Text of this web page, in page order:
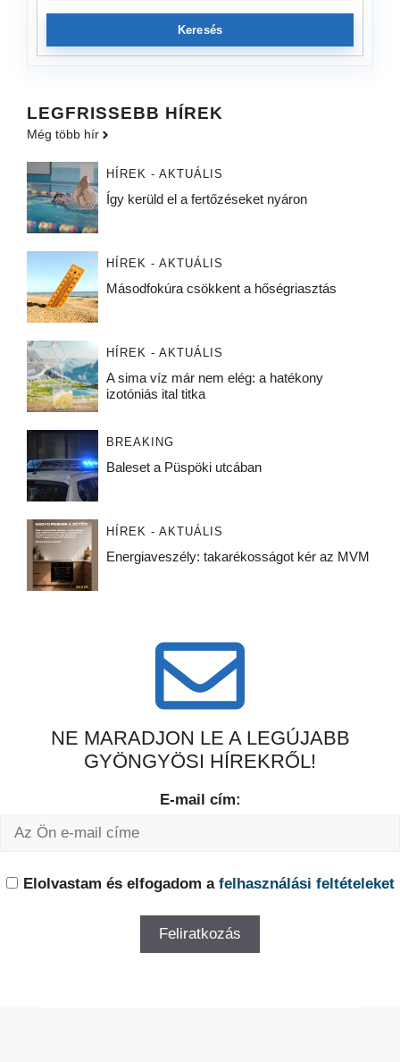
Keresés
LEGFRISSEBB HÍREK
Még több hír
HÍREK - AKTUÁLIS
Így kerüld el a fertőzéseket nyáron
HÍREK - AKTUÁLIS
Másodfokúra csökkent a hőségriasztás
HÍREK - AKTUÁLIS
A sima víz már nem elég: a hatékony
izotóniás ital titka
BREAKING
Baleset a Püspöki utcában
HÍREK - AKTUÁLIS
Energiaveszély: takarékosságot kér az MVM
NE MARADJON LE A LEGÚJABB
GYÖNGYÖSI HÍREKRŐL!
E-mail cím:
Elolvastam és elfogadom a felhasználási feltételeket